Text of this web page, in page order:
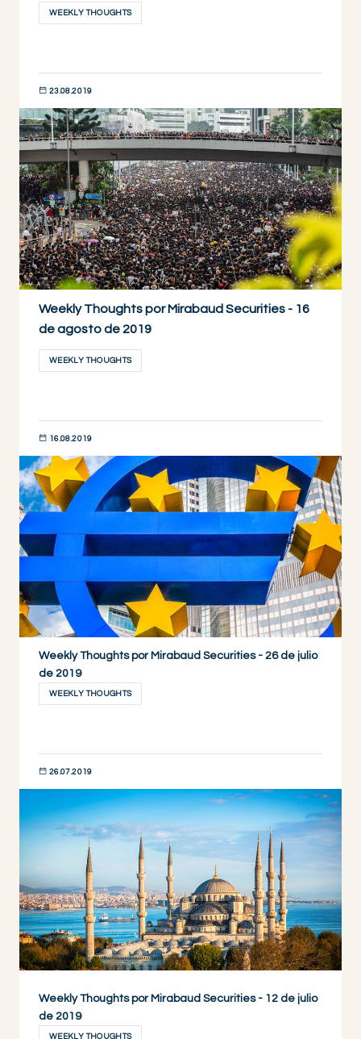
WEEKLY THOUGHTS
23.08.2019
DESCUBRIR AHORA
Weekly Thoughts por Mirabaud Securities - 16
de agosto de 2019
WEEKLY THOUGHTS
16.08.2019
DESCUBRIR AHORA
Weekly Thoughts por Mirabaud Securities - 26 de julio
de 2019
WEEKLY THOUGHTS
26.07.2019
DESCUBRIR AHORA
Weekly Thoughts por Mirabaud Securities - 12 de julio
de 2019
WEEKLY THOUGHTS